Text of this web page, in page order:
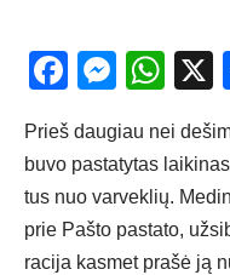
Prieš dau­giau nei
bu­vo pa­sta­ty­tas
tus nuo var­vek­lių.
prie Paš­to pa­sta­to,
ra­ci­ja kas­met pra­šė ją